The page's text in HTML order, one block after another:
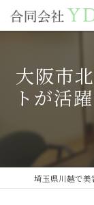
大阪市
トが活